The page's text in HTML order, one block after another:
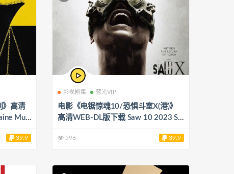
》高清
Muti
39.9
影视剧集 蓝光VIP
电影《电锯惊魂10/恐惧斗室X(港)》
高清WEB-DL版下载 Saw 10 2023 Sa
596 39.9